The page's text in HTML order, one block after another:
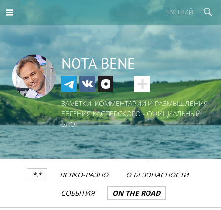
РУССКИЙ
NOTA BENE
ЗАМЕТКИ, КОММЕНТАРИИ И РАЗМЫШЛЕНИЯ
ЕВГЕНИЯ КАСПЕРСКОГО - ОФИЦИАЛЬНЫЙ
БЛОГ
*.* ВСЯКО-РАЗНО
О БЕЗОПАСНОСТИ
СОБЫТИЯ
ON THE ROAD